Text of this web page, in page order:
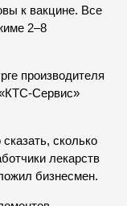
к вакцине. Все
2–8
производителя
Сервис»
сколько
лекарств
бизнесмен.